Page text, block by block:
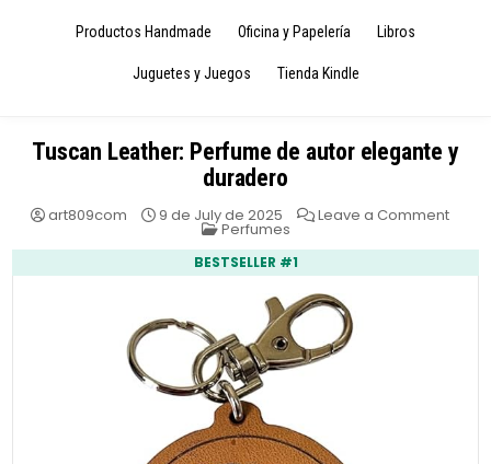
Productos Handmade Oficina y Papelería Libros
Juguetes y Juegos Tienda Kindle
Tuscan Leather: Perfume de autor elegante y
duradero
art809com 9 de July de 2025 Leave a Commenton
de
Posted
Perfumes
BESTSELLER #1